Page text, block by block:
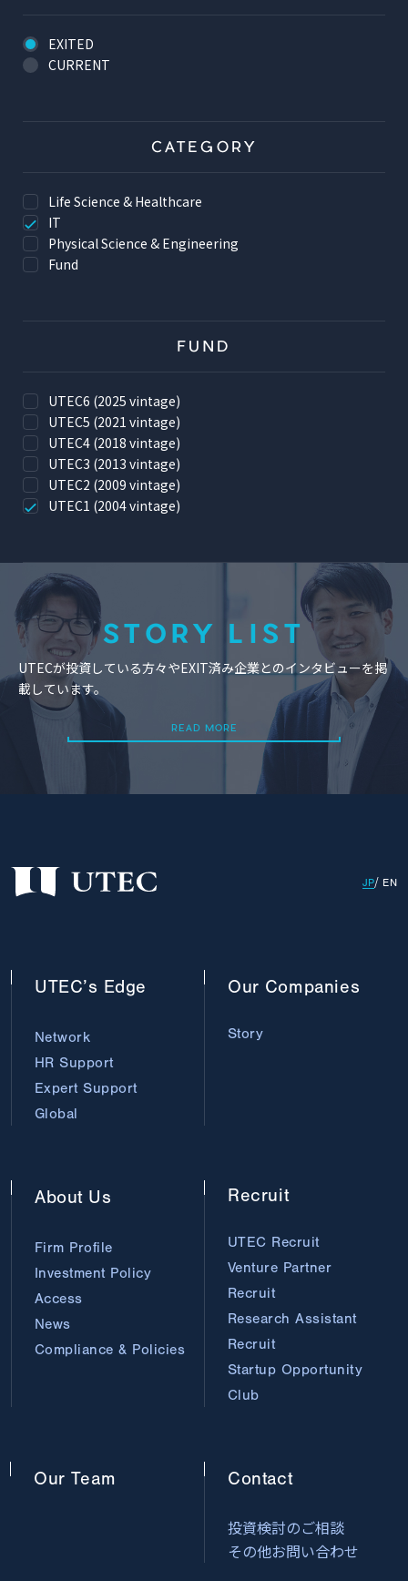
EXITED
CURRENT
CATEGORY
Life Science & Healthcare
IT
Physical Science & Engineering
Fund
FUND
UTEC6 (2025 vintage)
UTEC5 (2021 vintage)
UTEC4 (2018 vintage)
UTEC3 (2013 vintage)
UTEC2 (2009 vintage)
UTEC1 (2004 vintage)
STORY LIST
UTECが投資している方々やEXIT済み企業とのインタビューを掲
載しています。
READ MORE
READ MORE
JP EN
UTEC’s Edge
Network
HR Support
Expert Support
Global
Our Companies
Story
Our Team
About Us
Firm Profile
Investment Policy
Access
News
Compliance & Policies
Recruit
UTEC Recruit
Venture Partner
Recruit
Research Assistant
Recruit
Startup Opportunity
Club
Contact
投資検討のご相談
その他お問い合わせ